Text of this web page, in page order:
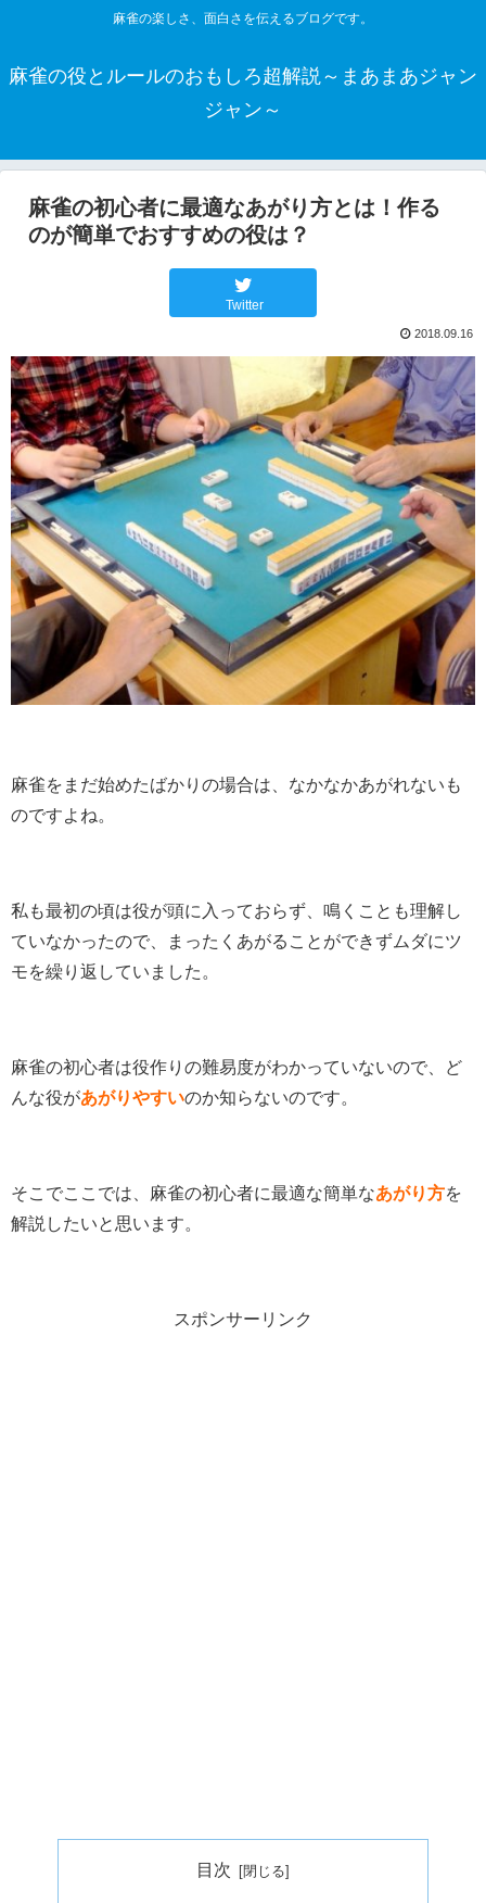
麻雀の楽しさ、面白さを伝えるブログです。
麻雀の役とルールのおもしろ超解説～まあまあジャン
ジャン～
麻雀の初心者に最適なあがり方とは！作る
のが簡単でおすすめの役は？
Twitter
2018.09.16
麻雀をまだ始めたばかりの場合は、なかなかあがれないも
のですよね。
私も最初の頃は役が頭に入っておらず、鳴くことも理解し
ていなかったので、まったくあがることができずムダにツ
モを繰り返していました。
麻雀の初心者は役作りの難易度がわかっていないので、ど
んな役があがりやすいのか知らないのです。
そこでここでは、麻雀の初心者に最適な簡単なあがり方を
解説したいと思います。
スポンサーリンク
目次